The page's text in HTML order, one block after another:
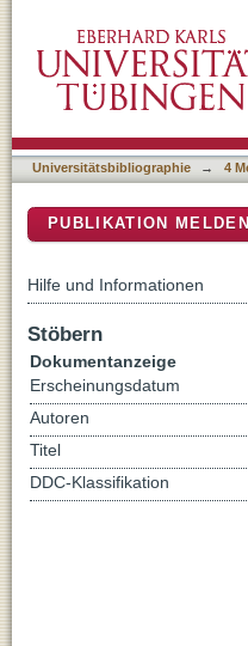
Penis and its
Universitätsbibliographie → 4
PUBLIKATION MELDEN
Hilfe und Informationen
Stöbern
Dokumentanzeige
Erscheinungsdatum
Autoren
Titel
DDC-Klassifikation